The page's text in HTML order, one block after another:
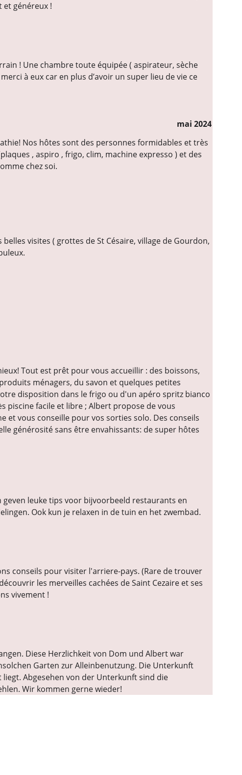
généreux !
! Une chambre toute équipée ( aspirateur, sèche
à eux car en plus d’avoir un super lieu de vie ce
fr mai 2024
Nos hôtes sont des personnes formidables et très
, aspiro , frigo, clim, machine expresso ) et des
chez soi.
visites ( grottes de St Césaire, village de Gourdon,
Tout est prêt pour vous accueillir : des boissons,
ménagers, du savon et quelques petites
disposition dans le frigo ou d'un apéro spritz bianco
piscine facile et libre ; Albert propose de vous
et vous conseille pour vos sorties solo. Des conseils
générosité sans être envahissants: de super hôtes
geven leuke tips voor bijvoorbeeld restaurants en
Ook kun je relaxen in de tuin en het zwembad.
conseils pour visiter l'arriere-pays. (Rare de trouver
les merveilles cachées de Saint Cezaire et ses
vivement !
Diese Herzlichkeit von Dom und Albert war
Garten zur Alleinbenutzung. Die Unterkunft
liegt. Abgesehen von der Unterkunft sind die
Wir kommen gerne wieder!